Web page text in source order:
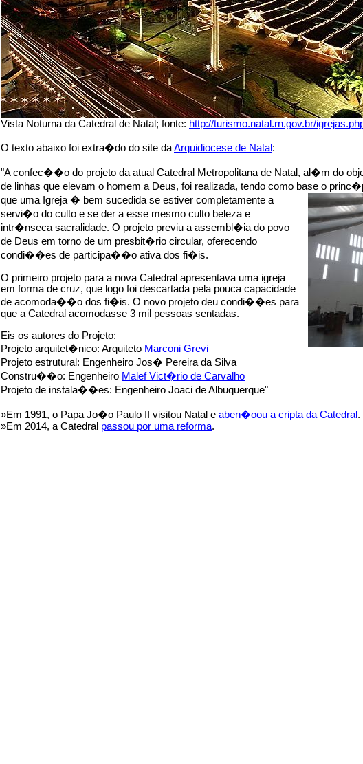
Vista Noturna da Catedral de Natal; fonte: http://turismo.natal.rn.gov.br/
O texto abaixo foi extra�do do site daArquidiocese de Natal :
"A confec��o do projeto da atual Catedral Metropolitana de Natal, al�m do
de linhas que elevam o homem a Deus, foi realizada, tendo como base o
que uma Igreja � bem sucedida se estiver completamente a
servi�o do culto e se der a esse mesmo culto beleza e
intr�nseca sacralidade. O projeto previu a assembl�ia do povo
de Deus em torno de um presbit�rio circular, oferecendo
condi��es de participa��o ativa dos fi�is.
O primeiro projeto para a nova Catedral apresentava uma igreja
em forma de cruz, que logo foi descartada pela pouca capacidade
de acomoda��o dos fi�is. O novo projeto deu condi��es para
que a Catedral acomodasse 3 mil pessoas sentadas.
Eis os autores do Projeto:
Projeto arquitet�nico: Arquiteto Marconi Grevi
Projeto estrutural: Engenheiro Jos� Pereira da Silva
Constru��o: Engenheiro Malef Vict�rio de Carvalho
Projeto de instala��es: Engenheiro Joaci de Albuquerque"
»Em 1991, o Papa Jo�o Paulo II visitou Natal e aben�oou a cripta da Catedral .
»Em 2014, a Catedral passou por uma reforma.